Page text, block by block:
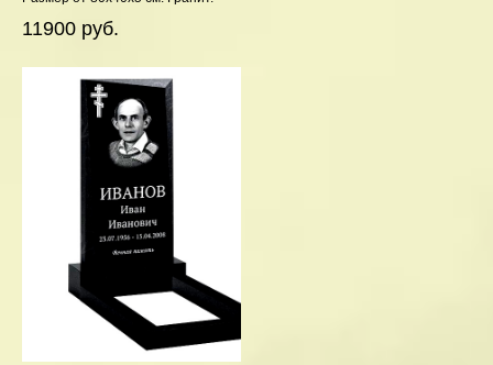
11900 руб.